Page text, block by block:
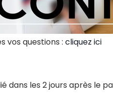
vos questions : cliquez ici
dans les 2 jours après le